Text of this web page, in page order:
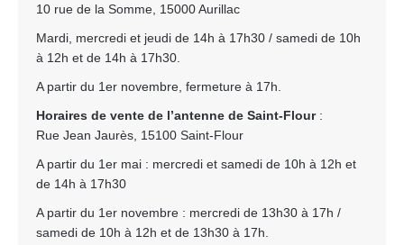
10 rue de la Somme, 15000 Aurillac
Mardi, mercredi et jeudi de 14h à 17h30 / samedi de 10h
à 12h et de 14h à 17h30.
A partir du 1er novembre, fermeture à 17h.
Horaires de vente de l’antenne de Saint-Flour:
Rue Jean Jaurès, 15100 Saint-Flour
A partir du 1er mai : mercredi et samedi de 10h à 12h et
de 14h à 17h30
A partir du 1er novembre : mercredi de 13h30 à 17h /
samedi de 10h à 12h et de 13h30 à 17h.